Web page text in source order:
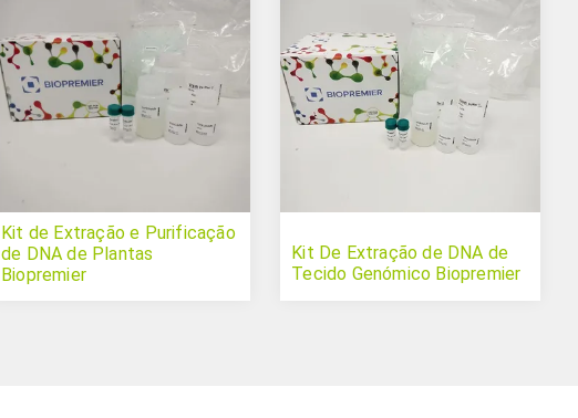
Kit de Extração e Purificação
de DNA de Plantas
Biopremier
Kit De Extração de DNA de
Tecido Genómico Biopremier